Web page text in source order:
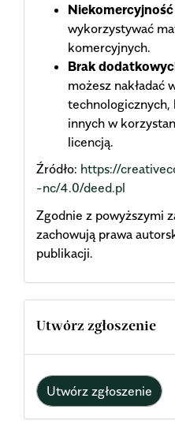
Niekomercyjność
wykorzystywać
komercyjnych.
Brak
możesz nakładać
technologicznych,
innych w
licencją.
Źródło: https://
-nc/4.0/deed.pl
Zgodnie z powyższymi
zachowują prawa
publikacji.
Utwórz zgłoszenie
Utwórz zgłoszenie